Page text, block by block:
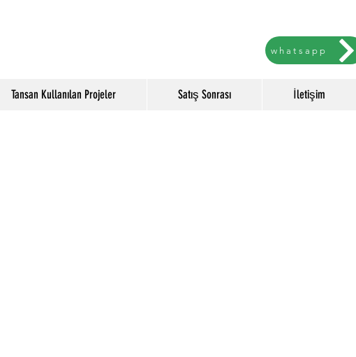
whatsapp
Tansan Kullanılan Projeler Satış Sonrası İletişim